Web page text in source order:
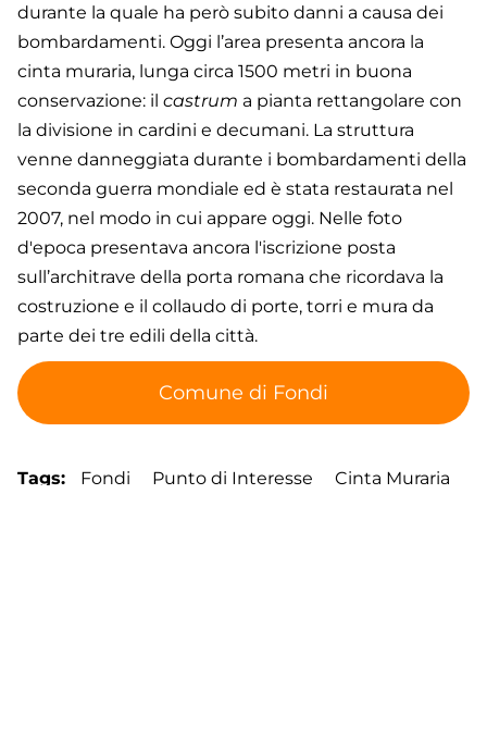
durante la quale ha però subito danni a causa dei
bombardamenti. Oggi l’area presenta ancora la
cinta muraria, lunga circa 1500 metri in buona
conservazione: il castrum a pianta rettangolare con
la divisione in cardini e decumani. La struttura
venne danneggiata durante i bombardamenti della
seconda guerra mondiale ed è stata restaurata nel
2007, nel modo in cui appare oggi. Nelle foto
d'epoca presentava ancora l'iscrizione posta
sull’architrave della porta romana che ricordava la
costruzione e il collaudo di porte, torri e mura da
parte dei tre edili della città.
Comune di Fondi
Tags Fondi Punto di Interesse Cinta Muraria